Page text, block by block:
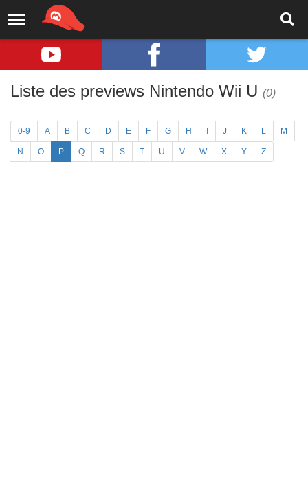
Liste des previews Nintendo Wii U (0)
0-9 A B C D E F G H J K L M
N O P Q R S T U V W X Y Z